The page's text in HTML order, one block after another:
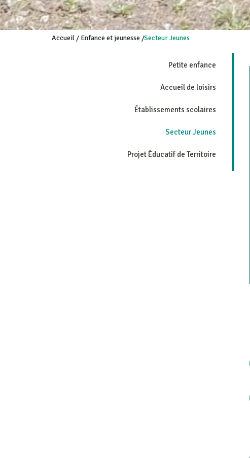
Accueil / Enfance et jeunesse /Secteur Jeunes
Petite enfance
Accueil de loisirs
Établissements scolaires
Secteur Jeunes
Projet Éducatif de Territoire